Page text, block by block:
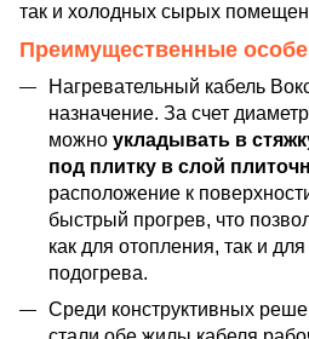
так и холодных сырых
Преимущественные
Нагревательный кабель
назначение. За счет
можно укладывать в
под плитку в слой
расположение к
быстрый прогрев, что
как для отопления, так и
подогрева.
Среди конструктивных